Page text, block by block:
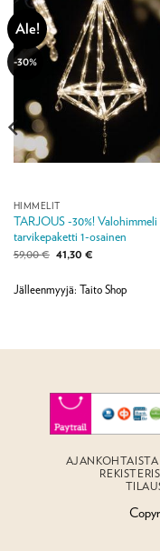
Ale!
-30%
HIMMELIT
TARJOUS -30%! Valohimmeli
tarvikepaketti 1-osainen
59,00€ Alkuperäinen
hinta
59,00 €.
41,30 €Nykyinen
41,30 €.
Jälleenmyyjä: Taito Shop
AJANKOHTAISTA